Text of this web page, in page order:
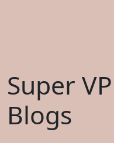
Super
Blogs